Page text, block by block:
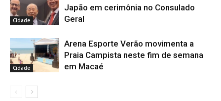
Cidade
Japão em cerimônia no Consulado
Geral
Cidade
Arena Esporte Verão movimenta a
Praia Campista neste fim de semana
em Macaé